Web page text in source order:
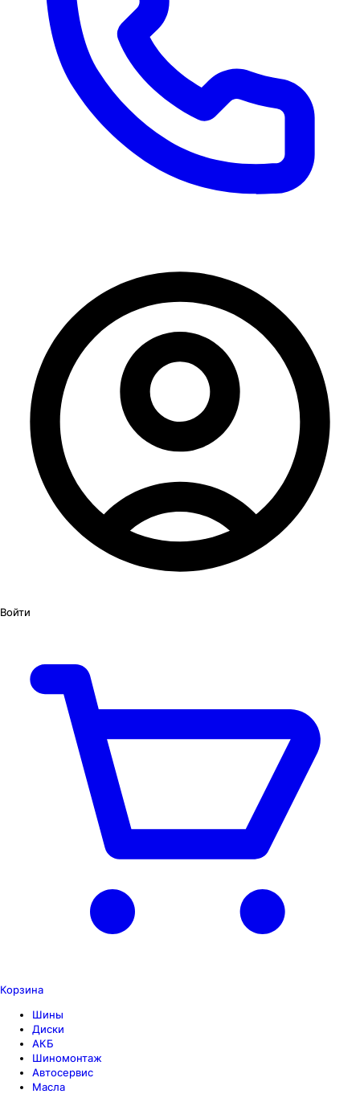
Войти
Корзина
Шины
Диски
АКБ
Шиномонтаж
Автосервис
Масла